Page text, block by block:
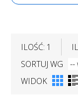
ILOŚĆ: 1
SORTUJ WG
WIDOK